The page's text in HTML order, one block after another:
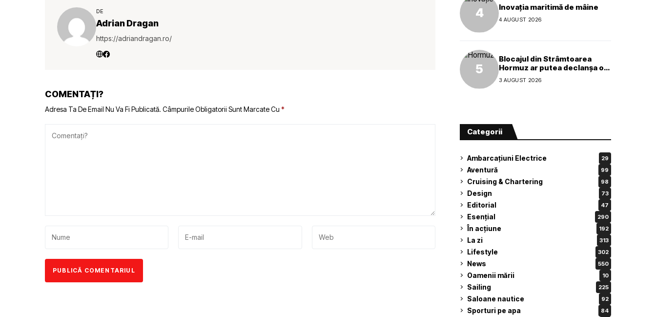
DE
Adrian Dragan
https://adriandragan.ro/
COMENTAȚI?
Adresa Ta De Email Nu Va Fi Publicată. Câmpurile Obligatorii Sunt Marcate Cu *
Inovația maritimă de mâine
4 AUGUST 2026
Blocajul din Strâmtoarea
Hormuz ar putea declanșa o
criză ecologică globală
3 AUGUST 2026
Categorii
Ambarcațiuni Electrice 29
Aventură 99
Cruising & Chartering 98
Design 73
Editorial 47
Esențial 290
În acțiune 192
La zi 313
Lifestyle 302
News 550
Oamenii mării 10
Sailing 225
Saloane nautice 92
Sporturi pe apa 84